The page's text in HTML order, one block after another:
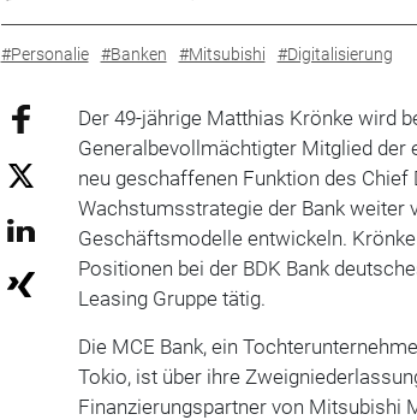
#Personalie #Banken #Mitsubishi #Digitalisierung
Der 49-jährige Matthias Krönke wird
Generalbevollmächtigter Mitglied
neu geschaffenen Funktion des
Wachstumsstrategie der Bank weiter
Geschäftsmodelle entwickeln.
Positionen bei der BDK Bank
Leasing Gruppe tätig.
Die MCE Bank, ein
Tokio, ist über ihre
Finanzierungspartner von Mitsubishi